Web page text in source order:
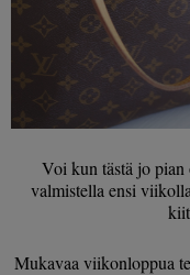
Voi kun tästä jo
valmistella ensi
Mukavaa viikonloppua